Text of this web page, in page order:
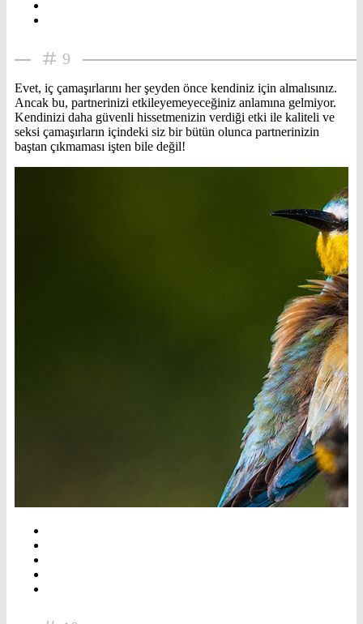
9
Evet, iç çamaşırlarını her şeyden önce kendiniz için almalısınız.
Ancak bu, partnerinizi etkileyemeyeceğiniz anlamına gelmiyor.
Kendinizi daha güvenli hissetmenizin verdiği etki ile kaliteli ve
seksi çamaşırların içindeki siz bir bütün olunca partnerinizin
baştan çıkmaması işten bile değil!